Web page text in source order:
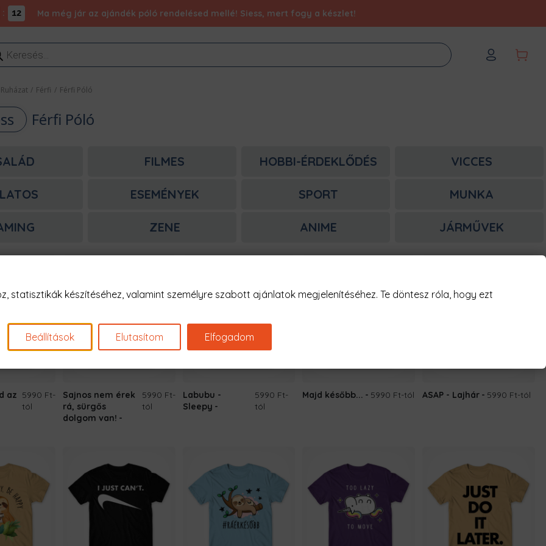
: 11 Ma még jár az ajándék póló rendelésed mellé! Siess, mert fogy a készlet!
Ruházat / Férfi / Férfi Póló
Férfi Póló
FILMES HOBBI-ÉRDEKLŐDÉS VICCES
ESEMÉNYEK SPORT MUNKA
ZENE ANIME JÁRMŰVEK
az 5990 Ft-
tól
Sajnos nem érek
rá, sürgős
dolgom van!
5990 Ft-
tól
Labubu -
Sleepy
5990 Ft-
tól
Majd később... 5990 Ft-tól ASAP - Lajhár 5990 Ft-tól
statisztikák készítéséhez, valamint személyre szabott ajánlatok megjelenítéséhez. Te döntesz róla, hogy ezt
Beállítások Elutasítom Elfogadom